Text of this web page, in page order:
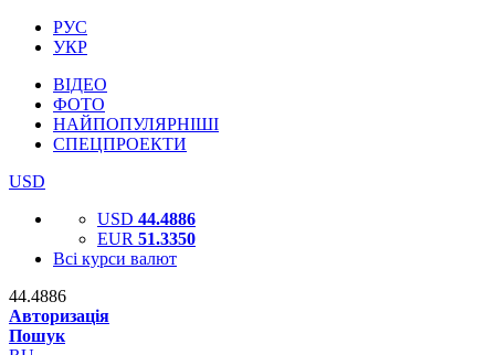
РУС
УКР
ВІДЕО
ФОТО
НАЙПОПУЛЯРНІШІ
СПЕЦПРОЕКТИ
USD
USD 44.4886
EUR 51.3350
Всі курси валют
44.4886
Авторизація
Пошук